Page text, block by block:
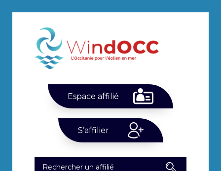
Espace affilié
S’affilier